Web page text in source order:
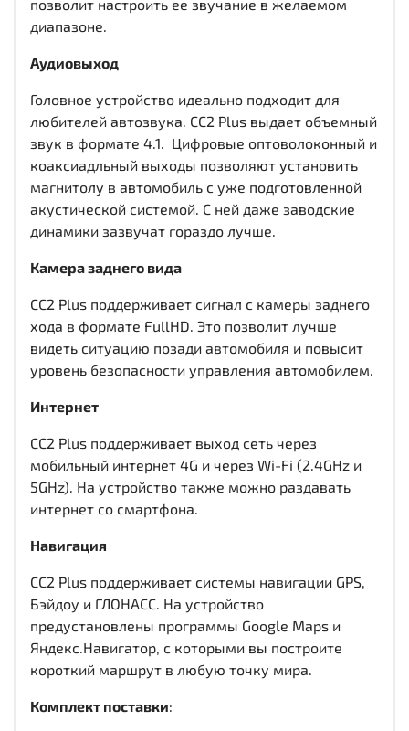
позволит настроить ее звучание в желаемом
диапазоне.
Аудиовыход
Головное устройство идеально подходит для
любителей автозвука. CC2 Plus выдает объемный
звук в формате 4.1. Цифровые оптоволоконный и
коаксиадльный выходы позволяют установить
магнитолу в автомобиль с уже подготовленной
акустической системой. С ней даже заводские
динамики зазвучат гораздо лучше.
Камера заднего вида
CC2 Plus поддерживает сигнал с камеры заднего
хода в формате FullHD. Это позволит лучше
видеть ситуацию позади автомобиля и повысит
уровень безопасности управления автомобилем.
Интернет
CC2 Plus поддерживает выход сеть через
мобильный интернет 4G и через Wi-Fi (2.4GHz и
5GHz). На устройство также можно раздавать
интернет со смартфона.
Навигация
CC2 Plus поддерживает системы навигации GPS,
Бэйдоу и ГЛОНАСС. На устройство
предустановлены программы Google Maps и
Яндекс.Навигатор, с которыми вы построите
короткий маршрут в любую точку мира.
Комплект поставки: